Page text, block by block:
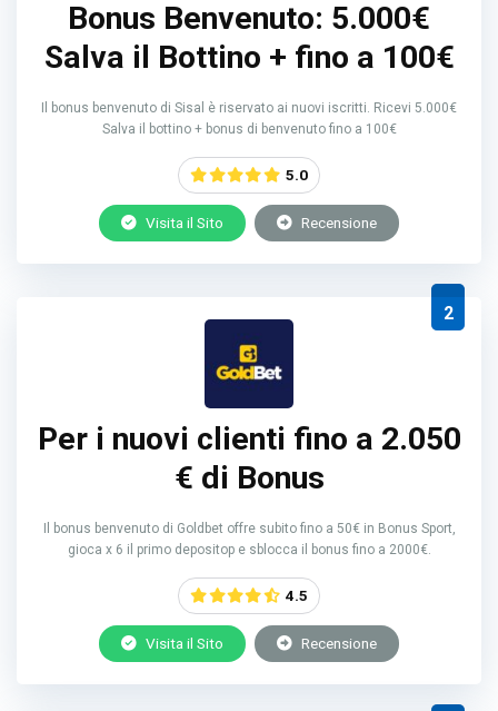
Bonus Benvenuto: 5.000€
Salva il Bottino + fino a 100€
Il bonus benvenuto di Sisal è riservato ai nuovi iscritti. Ricevi 5.000€
Salva il bottino + bonus di benvenuto fino a 100€
5.0
Visita il Sito Recensione
2
Per i nuovi clienti fino a 2.050
€ di Bonus
Il bonus benvenuto di Goldbet offre subito fino a 50€ in Bonus Sport,
gioca x 6 il primo depositop e sblocca il bonus fino a 2000€.
4.5
Visita il Sito Recensione